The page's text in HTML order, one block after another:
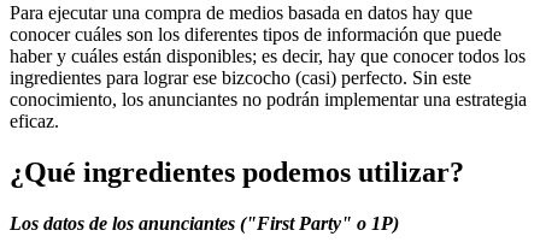
Para ejecutar una compra de medios basada en datos hay que
conocer cuáles son los diferentes tipos de información que puede
haber y cuáles están disponibles; es decir, hay que conocer todos los
ingredientes para lograr ese bizcocho (casi) perfecto. Sin este
conocimiento, los anunciantes no podrán implementar una estrategia
eficaz.
¿Qué ingredientes podemos utilizar?
Los datos de los anunciantes ("First Party" o 1P)